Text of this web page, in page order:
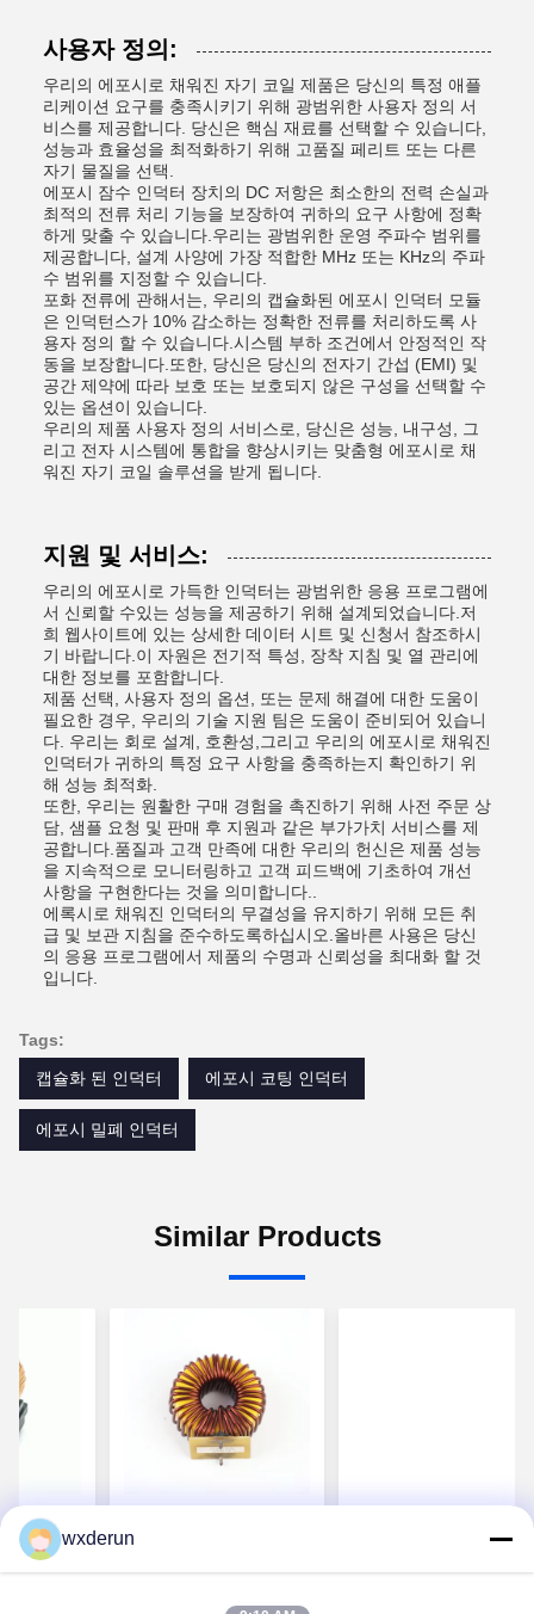
사용자 정의:
우리의 에포시로 채워진 자기 코일 제품은 당신의 특정 애플
리케이션 요구를 충족시키기 위해 광범위한 사용자 정의 서
비스를 제공합니다. 당신은 핵심 재료를 선택할 수 있습니다,
성능과 효율성을 최적화하기 위해 고품질 페리트 또는 다른
자기 물질을 선택.
에포시 잠수 인덕터 장치의 DC 저항은 최소한의 전력 손실과
최적의 전류 처리 기능을 보장하여 귀하의 요구 사항에 정확
하게 맞출 수 있습니다.우리는 광범위한 운영 주파수 범위를
제공합니다, 설계 사양에 가장 적합한 MHz 또는 KHz의 주파
수 범위를 지정할 수 있습니다.
포화 전류에 관해서는, 우리의 캡슐화된 에포시 인덕터 모듈
은 인덕턴스가 10% 감소하는 정확한 전류를 처리하도록 사
용자 정의 할 수 있습니다.시스템 부하 조건에서 안정적인 작
동을 보장합니다.또한, 당신은 당신의 전자기 간섭 (EMI) 및
공간 제약에 따라 보호 또는 보호되지 않은 구성을 선택할 수
있는 옵션이 있습니다.
우리의 제품 사용자 정의 서비스로, 당신은 성능, 내구성, 그
리고 전자 시스템에 통합을 향상시키는 맞춤형 에포시로 채
워진 자기 코일 솔루션을 받게 됩니다.
지원 및 서비스:
우리의 에포시로 가득한 인덕터는 광범위한 응용 프로그램에
서 신뢰할 수있는 성능을 제공하기 위해 설계되었습니다.저
희 웹사이트에 있는 상세한 데이터 시트 및 신청서 참조하시
기 바랍니다.이 자원은 전기적 특성, 장착 지침 및 열 관리에
대한 정보를 포함합니다.
제품 선택, 사용자 정의 옵션, 또는 문제 해결에 대한 도움이
필요한 경우, 우리의 기술 지원 팀은 도움이 준비되어 있습니
다. 우리는 회로 설계, 호환성,그리고 우리의 에포시로 채워진
인덕터가 귀하의 특정 요구 사항을 충족하는지 확인하기 위
해 성능 최적화.
또한, 우리는 원활한 구매 경험을 촉진하기 위해 사전 주문 상
담, 샘플 요청 및 판매 후 지원과 같은 부가가치 서비스를 제
공합니다.품질과 고객 만족에 대한 우리의 헌신은 제품 성능
을 지속적으로 모니터링하고 고객 피드백에 기초하여 개선
사항을 구현한다는 것을 의미합니다..
에록시로 채워진 인덕터의 무결성을 유지하기 위해 모든 취
급 및 보관 지침을 준수하도록하십시오.올바른 사용은 당신
의 응용 프로그램에서 제품의 수명과 신뢰성을 최대화 할 것
입니다.
Tags:
캡슐화 된 인덕터
에포시 코팅 인덕터
에포시 밀폐 인덕터
Similar Products
타입 에
서 전기
진 자기
위한 보호되지 않은 에
포시 밀폐 된 인덕터 코
2MHz ~ 25MHz 에포
로 가득 찬 인듀서
wxderun